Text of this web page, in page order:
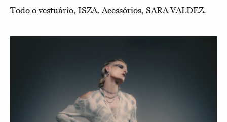
Todo o vestuário, ISZA. Acessórios, SARA VALDEZ.